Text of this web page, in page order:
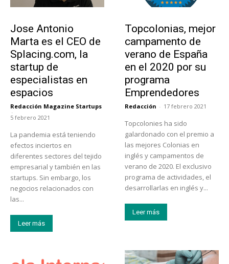
Jose Antonio
Marta es el CEO de
Splacing.com, la
startup de
especialistas en
espacios
Redacción Magazine Startups
-
5 febrero 2021
La pandemia está teniendo
efectos inciertos en
diferentes sectores del tejido
empresarial y también en las
startups. Sin embargo, los
negocios relacionados con
las...
Leer más
Topcolonias, mejor
campamento de
verano de España
en el 2020 por su
programa
Emprendedores
Redacción - 17 febrero 2021
Topcolonies ha sido
galardonado con el premio a
las mejores Colonias en
inglés y campamentos de
verano de 2020. El exclusivo
programa de actividades, el
desarrollarlas en inglés y...
Leer más